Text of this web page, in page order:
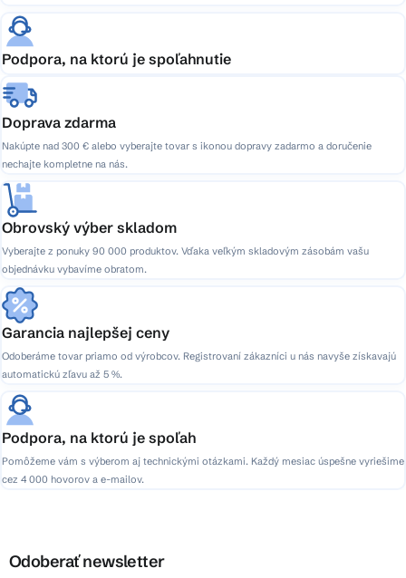
Podpora, na ktorú je spoľahnutie
Doprava zdarma
Nakúpte nad 300 € alebo vyberajte tovar s ikonou dopravy zadarmo a doručenie
nechajte kompletne na nás.
Obrovský výber skladom
Vyberajte z ponuky 90 000 produktov. Vďaka veľkým skladovým zásobám vašu
objednávku vybavíme obratom.
Garancia najlepšej ceny
Odoberáme tovar priamo od výrobcov. Registrovaní zákazníci u nás navyše získavajú
automatickú zľavu až 5 %.
Podpora, na ktorú je spoľah
Pomôžeme vám s výberom aj technickými otázkami. Každý mesiac úspešne vyriešime
cez 4 000 hovorov a e-mailov.
Odoberať newsletter